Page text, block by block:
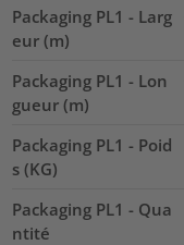
Packaging PL1 - Larg
eur (m)
Packaging PL1 - Lon
gueur (m)
Packaging PL1 - Poid
s (KG)
Packaging PL1 - Qua
ntité